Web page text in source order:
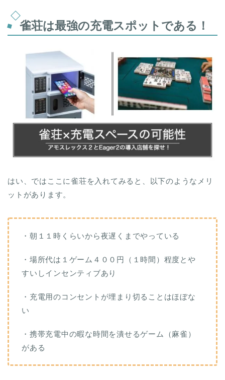
雀荘は最強の充電スポットである！
はい、ではここに雀荘を入れてみると、以下のようなメリ
ットがあります。
・朝１１時くらいから夜遅くまでやっている
・場所代は１ゲーム４００円（１時間）程度とや
すいしインセンティブあり
・充電用のコンセントが埋まり切ることはほぼな
い
・携帯充電中の暇な時間を潰せるゲーム（麻雀）
がある